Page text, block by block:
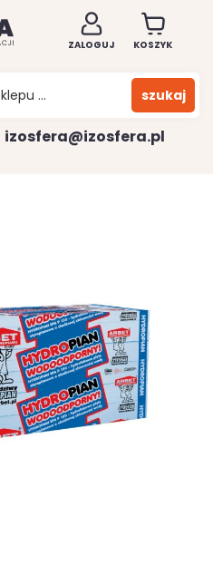
ZALOGUJ KOSZYK
szukaj
izosfera@izosfera.pl